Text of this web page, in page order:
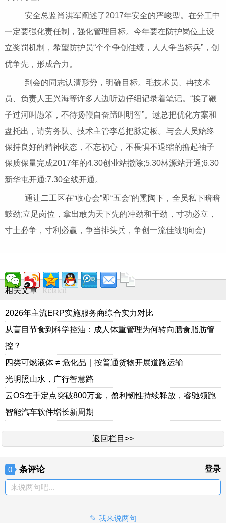
安全总监肖洪军阐述了2017年安全的严峻型。在分工中
一定要强化责任制，强化管理目标。今年要在防护岗位上设
立奖罚机制，希望防护员“个个争创佳绩，人人争当标兵”，创
优争先，形成合力。
到会的同志认清形势，明确目标。毛技术员、冉技术
员、负责人王兴海等许多人边听边仔细记录着笔记。“挨了鞭
子过河叫愚笨，不待扬鞭自奋蹄叫明智”。逯总把优化方案和
盘托出，请劳务队、技术主管李总把脉定板。与会人员始终
保持良好的精神状态，不忘初心，不畏惧不退缩的撸起袖子
保质保量完成2017年的4.30创业站撤除;5.30林源站开通;6.30
新华屯开通;7.30全线开通。
通让二工区在“收心会”即“五会”的熏陶下，全员私下暗暗
鼓劲;立足岗位，拿出敢为天下先的冲劲和干劲，寸功必立，
寸土必争，寸利必赢，争当排头兵，争创一流佳绩!(向会)
相关文章 Related
2026年主流ERP实施服务商综合实力对比
从盲目节食到科学控油：成人体重管理为何转向膳食脂肪管
控？
四类可燃液体 ≠ 危化品｜按普通货物开展道路运输
光明照山水，广行智慧路
云OS在手定点突破800万套，盈利韧性持续释放，睿驰领跑
智能汽车软件增长新周期
返回栏目>>
0 条评论 登录
来说两句吧...
我来说两句